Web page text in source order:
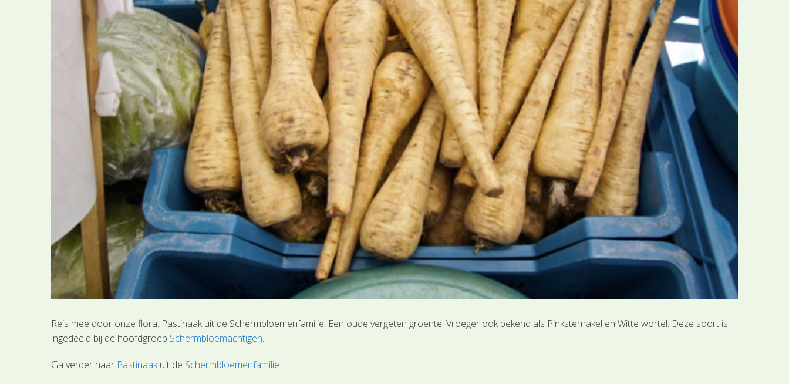
Reis mee door onze flora. Pastinaak uit de Schermbloemenfamilie. Een oude vergeten groente. Vroeger ook bekend als Pinksternakel en Witte wortel. Deze soort is
ingedeeld bij de hoofdgroep Schermbloemachtigen.
Ga verder naar Pastinaakuit de Schermbloemenfamilie